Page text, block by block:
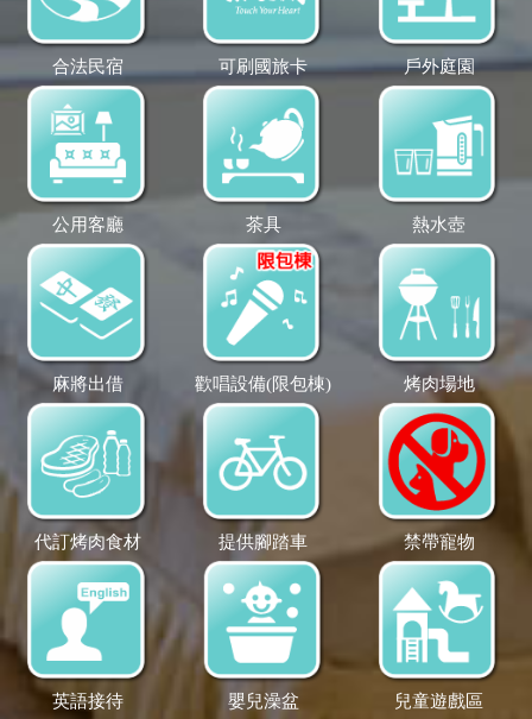
合法民宿 可刷國旅卡 戶外庭園
公用客廳 茶具 熱水壺
麻將出借 歡唱設備(限包棟) 烤肉場地
代訂烤肉食材 提供腳踏車 禁帶寵物
英語接待 嬰兒澡盆 兒童遊戲區